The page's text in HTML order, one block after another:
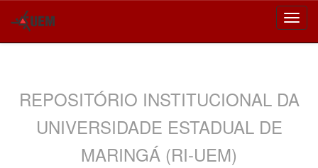
REPOSITÓRIO INSTITUCIONAL DA
UNIVERSIDADE ESTADUAL DE
MARINGÁ (RI-UEM)